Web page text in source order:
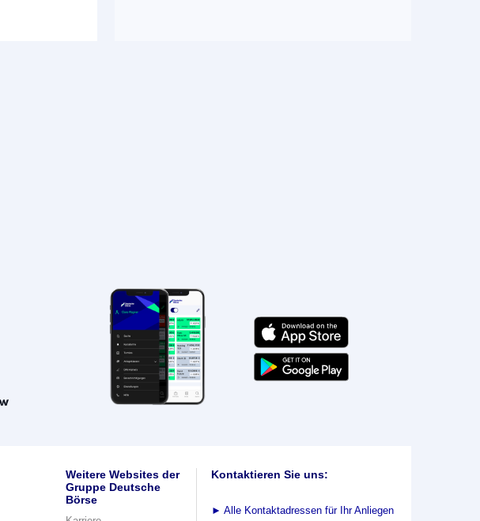
Weitere Websites der
Gruppe Deutsche
Börse
Kontaktieren Sie uns:
► Alle Kontaktadressen für Ihr Anliegen